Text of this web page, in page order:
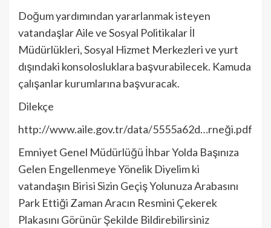
Doğum yardımından yararlanmak isteyen
vatandaşlar Aile ve Sosyal Politikalar İl
Müdürlükleri, Sosyal Hizmet Merkezleri ve yurt
dışındaki konsolosluklara başvurabilecek. Kamuda
çalışanlar kurumlarına başvuracak.
Dilekçe
http://www.aile.gov.tr/data/5555a62d…rneği.pdf
Emniyet Genel Müdürlüğü İhbar Yolda Başınıza
Gelen Engellenmeye Yönelik Diyelim ki
vatandaşın Birisi Sizin Geçiş Yolunuza Arabasını
Park Ettiği Zaman Aracın Resmini Çekerek
Plakasını Görünür Şekilde Bildirebilirsiniz